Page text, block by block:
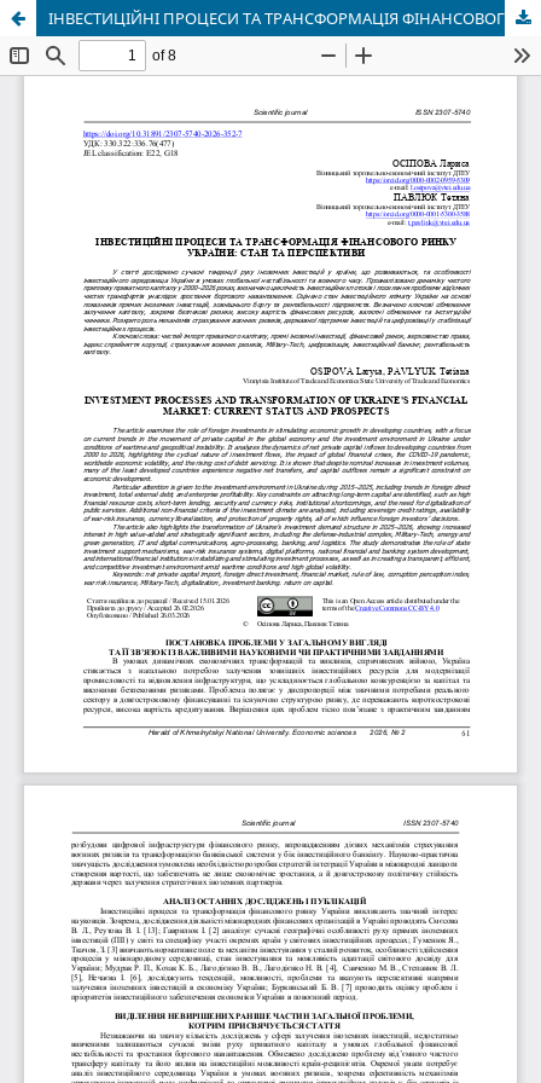
ІНВЕСТИЦІЙНІ ПРОЦЕСИ ТА ТРАНСФОРМАЦІЯ ФІНАНСОВОГО РИНКУ УКРАЇНИ: СТАН ТА ПЕРСПЕКТИВИ